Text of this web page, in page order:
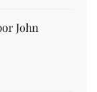
John